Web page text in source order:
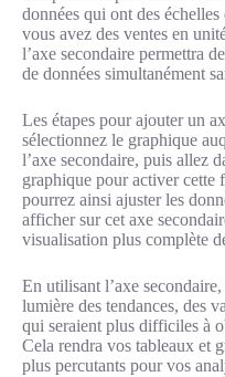
données qui ont des
vous avez des ventes en
l’axe secondaire permettra
de données simultanément
Les étapes pour ajouter un
sélectionnez le graphique
l’axe secondaire, puis allez
graphique pour activer cette
pourrez ainsi ajuster les
afficher sur cet axe
visualisation plus complète
En utilisant l’axe
lumière des tendances, des
qui seraient plus difficiles à
Cela rendra vos tableaux et
plus percutants pour vos